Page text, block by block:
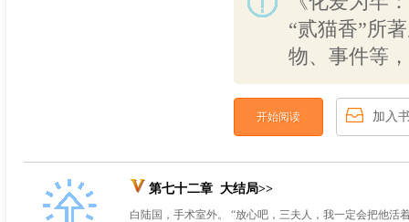
“贰猫香”所
物、事件等
开始阅读 加入
第七十二章 大结局>>
白陆国，手术室外。 “放心吧，三夫人，我一定会把他活